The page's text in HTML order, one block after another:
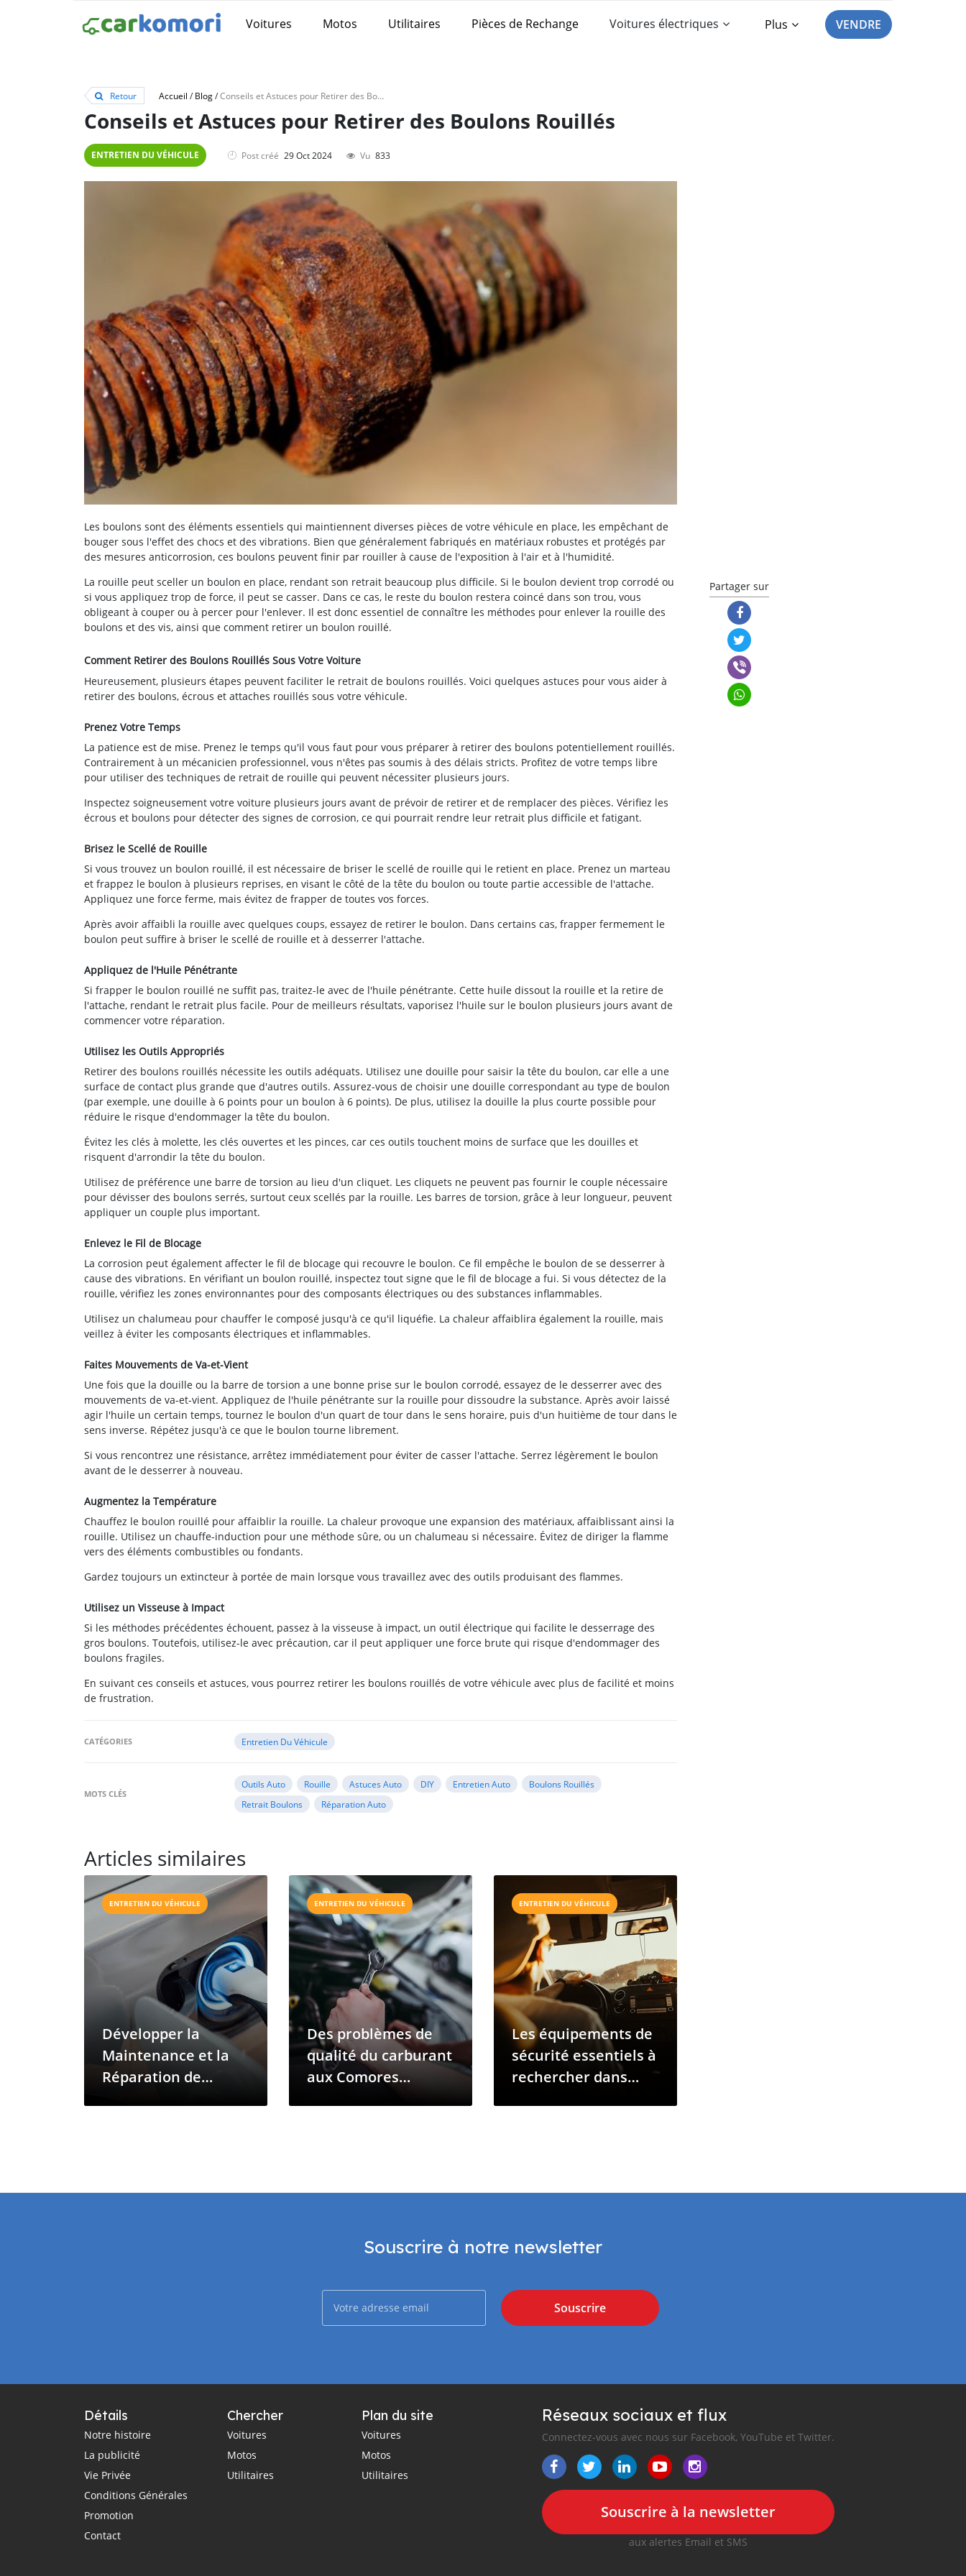
Voitures Motos Utilitaires Pièces de Rechange Voitures électriques Plus VENDRE
Retour Accueil /Blog/ Conseils et Astuces pour Retirer des Boulons Rouillés
Conseils et Astuces pour Retirer des Boulons Rouillés
ENTRETIEN DU VÉHICULE Post créé 29 Oct 2024 Vu 833
Les boulons sont des éléments essentiels qui maintiennent diverses pièces de votre véhicule en place, les empêchant de
bouger sous l'effet des chocs et des vibrations. Bien que généralement fabriqués en matériaux robustes et protégés par
des mesures anticorrosion, ces boulons peuvent finir par rouiller à cause de l'exposition à l'air et à l'humidité.
La rouille peut sceller un boulon en place, rendant son retrait beaucoup plus difficile. Si le boulon devient trop corrodé ou
si vous appliquez trop de force, il peut se casser. Dans ce cas, le reste du boulon restera coincé dans son trou, vous
obligeant à couper ou à percer pour l'enlever. Il est donc essentiel de connaître les méthodes pour enlever la rouille des
boulons et des vis, ainsi que comment retirer un boulon rouillé.
Comment Retirer des Boulons Rouillés Sous Votre Voiture
Heureusement, plusieurs étapes peuvent faciliter le retrait de boulons rouillés. Voici quelques astuces pour vous aider à
retirer des boulons, écrous et attaches rouillés sous votre véhicule.
Prenez Votre Temps
La patience est de mise. Prenez le temps qu'il vous faut pour vous préparer à retirer des boulons potentiellement rouillés.
Contrairement à un mécanicien professionnel, vous n'êtes pas soumis à des délais stricts. Profitez de votre temps libre
pour utiliser des techniques de retrait de rouille qui peuvent nécessiter plusieurs jours.
Inspectez soigneusement votre voiture plusieurs jours avant de prévoir de retirer et de remplacer des pièces. Vérifiez les
écrous et boulons pour détecter des signes de corrosion, ce qui pourrait rendre leur retrait plus difficile et fatigant.
Brisez le Scellé de Rouille
Si vous trouvez un boulon rouillé, il est nécessaire de briser le scellé de rouille qui le retient en place. Prenez un marteau
et frappez le boulon à plusieurs reprises, en visant le côté de la tête du boulon ou toute partie accessible de l'attache.
Appliquez une force ferme, mais évitez de frapper de toutes vos forces.
Après avoir affaibli la rouille avec quelques coups, essayez de retirer le boulon. Dans certains cas, frapper fermement le
boulon peut suffire à briser le scellé de rouille et à desserrer l'attache.
Appliquez de l'Huile Pénétrante
Si frapper le boulon rouillé ne suffit pas, traitez-le avec de l'huile pénétrante. Cette huile dissout la rouille et la retire de
l'attache, rendant le retrait plus facile. Pour de meilleurs résultats, vaporisez l'huile sur le boulon plusieurs jours avant de
commencer votre réparation.
Utilisez les Outils Appropriés
Retirer des boulons rouillés nécessite les outils adéquats. Utilisez une douille pour saisir la tête du boulon, car elle a une
surface de contact plus grande que d'autres outils. Assurez-vous de choisir une douille correspondant au type de boulon
(par exemple, une douille à 6 points pour un boulon à 6 points). De plus, utilisez la douille la plus courte possible pour
réduire le risque d'endommager la tête du boulon.
Évitez les clés à molette, les clés ouvertes et les pinces, car ces outils touchent moins de surface que les douilles et
risquent d'arrondir la tête du boulon.
Utilisez de préférence une barre de torsion au lieu d'un cliquet. Les cliquets ne peuvent pas fournir le couple nécessaire
pour dévisser des boulons serrés, surtout ceux scellés par la rouille. Les barres de torsion, grâce à leur longueur, peuvent
appliquer un couple plus important.
Enlevez le Fil de Blocage
La corrosion peut également affecter le fil de blocage qui recouvre le boulon. Ce fil empêche le boulon de se desserrer à
cause des vibrations. En vérifiant un boulon rouillé, inspectez tout signe que le fil de blocage a fui. Si vous détectez de la
rouille, vérifiez les zones environnantes pour des composants électriques ou des substances inflammables.
Utilisez un chalumeau pour chauffer le composé jusqu'à ce qu'il liquéfie. La chaleur affaiblira également la rouille, mais
veillez à éviter les composants électriques et inflammables.
Faites Mouvements de Va-et-Vient
Une fois que la douille ou la barre de torsion a une bonne prise sur le boulon corrodé, essayez de le desserrer avec des
mouvements de va-et-vient. Appliquez de l'huile pénétrante sur la rouille pour dissoudre la substance. Après avoir laissé
agir l'huile un certain temps, tournez le boulon d'un quart de tour dans le sens horaire, puis d'un huitième de tour dans le
sens inverse. Répétez jusqu'à ce que le boulon tourne librement.
Si vous rencontrez une résistance, arrêtez immédiatement pour éviter de casser l'attache. Serrez légèrement le boulon
avant de le desserrer à nouveau.
Augmentez la Température
Chauffez le boulon rouillé pour affaiblir la rouille. La chaleur provoque une expansion des matériaux, affaiblissant ainsi la
rouille. Utilisez un chauffe-induction pour une méthode sûre, ou un chalumeau si nécessaire. Évitez de diriger la flamme
vers des éléments combustibles ou fondants.
Gardez toujours un extincteur à portée de main lorsque vous travaillez avec des outils produisant des flammes.
Utilisez un Visseuse à Impact
Si les méthodes précédentes échouent, passez à la visseuse à impact, un outil électrique qui facilite le desserrage des
gros boulons. Toutefois, utilisez-le avec précaution, car il peut appliquer une force brute qui risque d'endommager des
boulons fragiles.
En suivant ces conseils et astuces, vous pourrez retirer les boulons rouillés de votre véhicule avec plus de facilité et moins
de frustration.
CATÉGORIES Entretien Du Véhicule
MOTS CLÉS
Outils Auto Rouille Astuces Auto DIY Entretien Auto
Boulons Rouillés
Retrait Boulons
Réparation Auto
Articles similaires
ENTRETIEN DU VÉHICULE
Développer la
Maintenance et la
Réparation de
ENTRETIEN DU VÉHICULE
Des problèmes de
qualité du carburant
aux Comores
ENTRETIEN DU VÉHICULE
Les équipements de
sécurité essentiels à
rechercher dans
Partager sur
Souscrire à notre newsletter
Souscrire
Détails
Notre histoire
La publicité
Vie Privée
Conditions Générales
Promotion
Contact
Chercher
Voitures
Motos
Utilitaires
Plan du site
Voitures
Motos
Utilitaires
Réseaux sociaux et flux
Connectez-vous avec nous sur Facebook, YouTube et Twitter.
Souscrire à la newsletter
aux alertes Email et SMS